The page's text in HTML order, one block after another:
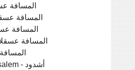
المسافة
المسافة
المسافة
المسافة
المسافة Jerusalem - أشدود